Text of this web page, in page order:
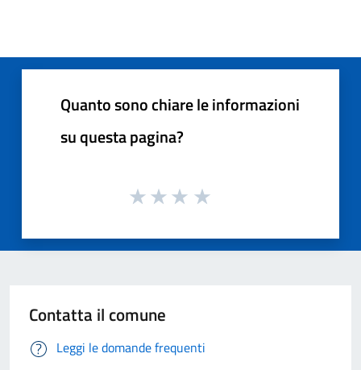
Quanto sono chiare le informazioni
su questa pagina?
Contatta il comune
Leggi le domande frequenti